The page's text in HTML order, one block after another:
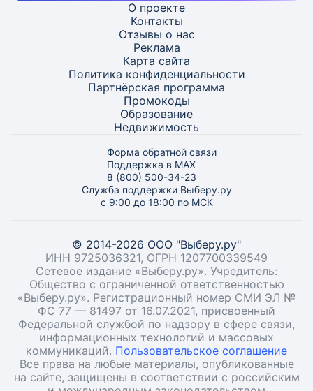
О проекте
Контакты
Отзывы о нас
Реклама
Карта сайта
Политика конфиденциальности
Партнёрская программа
Промокоды
Образование
Недвижимость
Форма обратной связи
Поддержка в MAX
8 (800) 500-34-23
Служба поддержки Выберу.ру
с 9:00 до 18:00 по МСК
© 2014-2026 ООО "Выберу.ру"
ИНН 9725036321, ОГРН 1207700339549
Сетевое издание «Выберу.ру». Учредитель:
Общество с ограниченной ответственностью
«Выберу.ру». Регистрационный номер СМИ ЭЛ №
ФС 77 — 81497 от 16.07.2021, присвоенный
Федеральной службой по надзору в сфере связи,
информационных технологий и массовых
коммуникаций. Пользовательское соглашение
Все права на любые материалы, опубликованные
на сайте, защищены в соответствии с российским